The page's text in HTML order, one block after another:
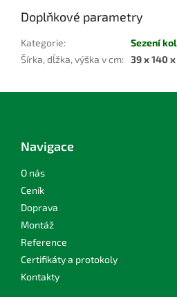
Doplňkové parametry
Kategorie:
Sezení
Šírka, dĺžka, výška v cm: 39 x 140
Navigace
O nás
Ceník
Doprava
Montáž
Reference
Certifikáty a protokoly
Kontakty